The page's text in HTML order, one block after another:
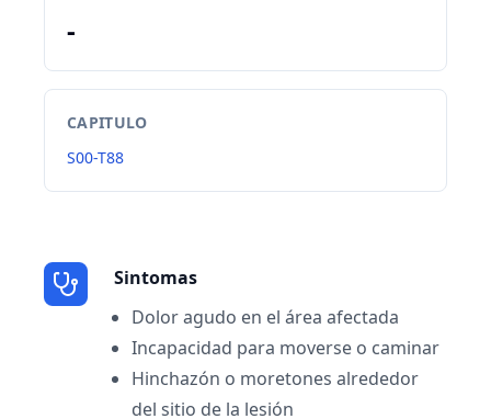
-
CAPITULO
S00-T88
Sintomas
Dolor agudo en el área afectada
Incapacidad para moverse o caminar
Hinchazón o moretones alrededor
del sitio de la lesión